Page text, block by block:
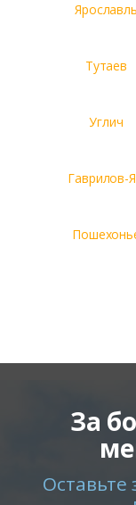
Ярославль
Тутаев
Углич
Гаврилов-
За
Оставьте